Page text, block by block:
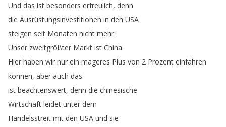
Und das ist besonders erfreulich, denn
die Ausrüstungsinvestitionen in den USA
steigen seit Monaten nicht mehr.
Unser zweitgrößter Markt ist China.
Hier haben wir nur ein mageres Plus von 2 Prozent einfahren
können, aber auch das
ist beachtenswert, denn die chinesische
Wirtschaft leidet unter dem
Handelsstreit mit den USA und sie